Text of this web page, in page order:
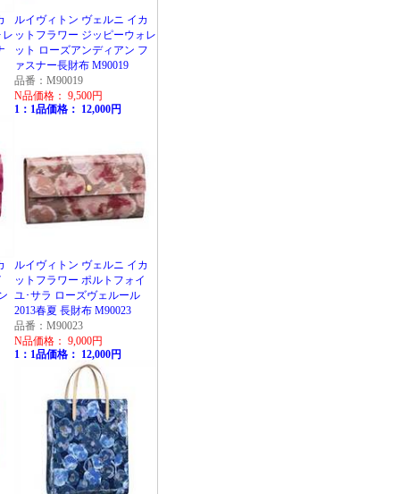
レ
ルイヴィトン ヴェルニ イカ
ットフラワー ジッピーウォレ
ット ローズアンディアン フ
ァスナー長財布 M90019
品番：M90019
N品価格： 9,500円
1：1品価格： 12,000円
ルイヴィトン ヴェルニ イカ
ットフラワー ポルトフォイ
ユ･サラ ローズヴェルール
2013春夏 長財布 M90023
品番：M90023
N品価格： 9,000円
1：1品価格： 12,000円